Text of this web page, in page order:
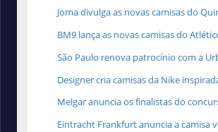
Joma divulga as novas camisas do
BM9 lança as novas camisas do
São Paulo renova patrocínio com a
Designer cria camisas da Nike
Melgar anuncia os finalistas do
Eintracht Frankfurt anuncia a camisa